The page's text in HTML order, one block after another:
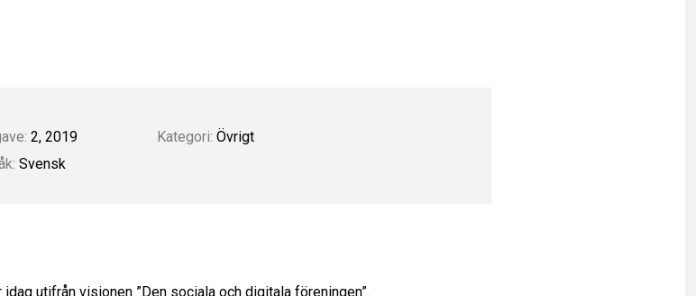
2, 2019
Svensk
Kategori: Övrigt
utifrån visionen ”Den sociala och digitala föreningen”.